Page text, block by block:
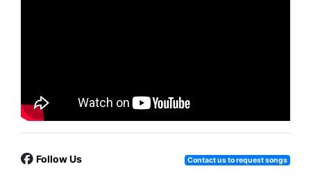
Follow Us Contact us to request songs